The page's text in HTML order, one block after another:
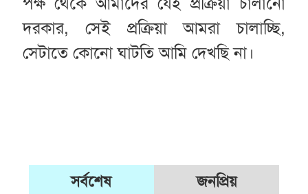
দরকার, সেই প্রক্রিয়া আমরা চালাচ্ছি,
সেটাতে কোনো ঘাটতি আমি দেখছি না।
সর্বশেষ জনপ্রিয়